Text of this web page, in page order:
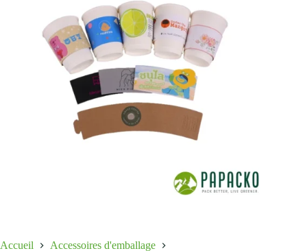
Accueil
Accessoires d'emballage